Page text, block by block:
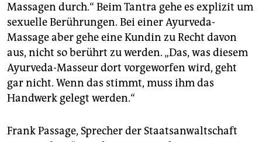
Massagen durch.“ Beim Tantra gehe es explizit um
sexuelle Berührungen. Bei einer Ayurveda-
Massage aber gehe eine Kundin zu Recht davon
aus, nicht so berührt zu werden. „Das, was diesem
Ayurveda-Masseur dort vorgeworfen wird, geht
gar nicht. Wenn das stimmt, muss ihm das
Handwerk gelegt werden.“
Frank Passage, Sprecher der Staatsanwaltschaft